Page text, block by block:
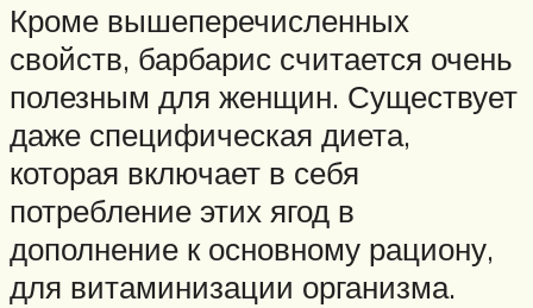
Кроме вышеперечисленных
свойств, барбарис считается очень
полезным для женщин. Существует
даже специфическая диета,
которая включает в себя
потребление этих ягод в
дополнение к основному рациону,
для витаминизации организма.